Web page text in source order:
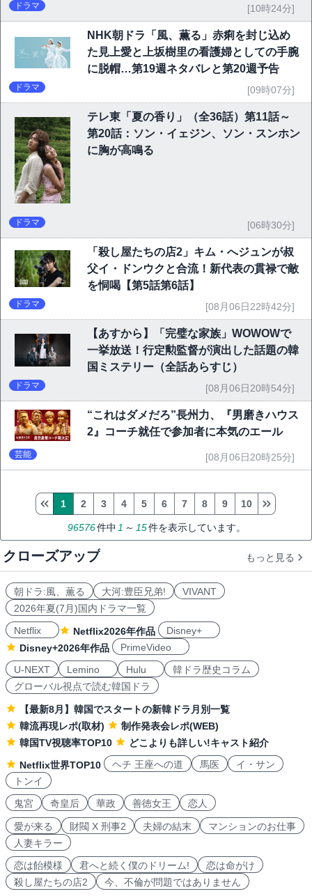
ドラマ [10時24分]
NHK朝ドラ「風、薫る」赤痢を封じ込め
た見上愛と上坂樹里の看護婦としての手腕
に脱帽…第19週ネタバレと第20週予告
ドラマ [09時07分]
テレ東「夏の香り」（全36話）第11話～
第20話：ソン・イェジン、ソン・スンホン
に胸が高鳴る
ドラマ [06時30分]
「殺し屋たちの店2」キム・へジュンが叔
父イ・ドンウクと合流！新代表の貫禄で敵
を恫喝【第5話第6話】
ドラマ [08月06日22時42分]
【あすから】「完璧な家族」WOWOWで
一挙放送！行定勲監督が演出した話題の韓
国ミステリー（全話あらすじ）
ドラマ [08月06日20時54分]
“これはダメだろ”長州力、『男磨きハウス
2』コーチ就任で参加者に本気のエール
芸能 [08月06日20時25分]
96576件中 1 ～ 15件を表示しています。
1 2 3 4 5 6 7 8 9 10
クローズアップ もっと見る
朝ドラ:風、薫る 大河:豊臣兄弟!
VIVANT
2026年夏(7月)国内ドラマ一覧
Netflix
Netflix2026年作品
Disney+
Disney+2026年作品
PrimeVideo
U-NEXT
Lemino Hulu
韓ドラ歴史コラム
グローバル視点で読む韓国ドラ
【最新8月】韓国でスタートの新韓ドラ月別一覧
韓流再現レポ(取材)
制作発表会レポ(WEB)
韓国TV視聴率TOP10
どこよりも詳しい!キャスト紹介
Netflix世界TOP10
ヘチ 王座への道 馬医
イ・サン
トンイ
鬼宮
奇皇后 華政 善徳女王 恋人
愛が来る 財閥 X 刑事2 夫婦の結末
マンションのお仕事
人妻キラー
恋は飴模様
君へと続く僕のドリーム!
恋は命がけ
殺し屋たちの店2
今、不倫が問題ではありません